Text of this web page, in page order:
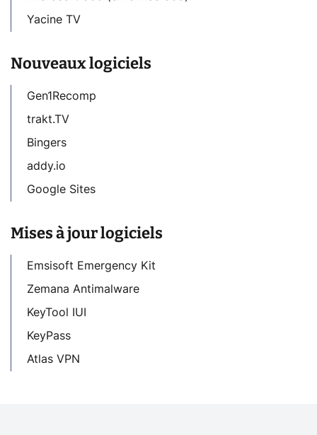
Yacine TV
Nouveaux logiciels
Gen1Recomp
trakt.TV
Bingers
addy.io
Google Sites
Mises à jour logiciels
Emsisoft Emergency Kit
Zemana Antimalware
KeyTool IUI
KeyPass
Atlas VPN